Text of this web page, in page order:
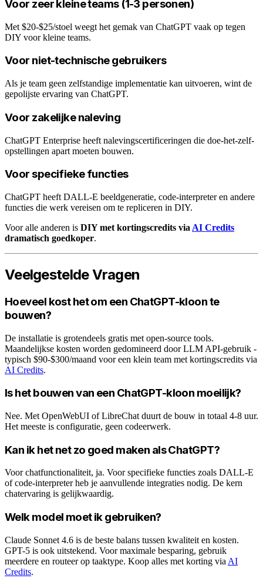
Voor zeer kleine teams (1-3 personen)
Met $20-$25/stoel weegt het gemak van ChatGPT vaak op tegen
DIY voor kleine teams.
Voor niet-technische gebruikers
Als je team geen zelfstandige implementatie kan uitvoeren, wint de
gepolijste ervaring van ChatGPT.
Voor zakelijke naleving
ChatGPT Enterprise heeft nalevingscertificeringen die doe-het-zelf-
opstellingen apart moeten bouwen.
Voor specifieke functies
ChatGPT heeft DALL-E beeldgeneratie, code-interpreter en andere
functies die werk vereisen om te repliceren in DIY.
Voor alle anderen is DIY met kortingscredits via AI Credits
dramatisch goedkoper.
Veelgestelde Vragen
Hoeveel kost het om een ChatGPT-kloon te
bouwen?
De installatie is grotendeels gratis met open-source tools.
Maandelijkse kosten worden gedomineerd door LLM API-gebruik -
typisch $90-$300/maand voor een klein team met kortingscredits via
AI Credits.
Is het bouwen van een ChatGPT-kloon moeilijk?
Nee. Met OpenWebUI of LibreChat duurt de bouw in totaal 4-8 uur.
Het meeste is configuratie, geen codeerwerk.
Kan ik het net zo goed maken als ChatGPT?
Voor chatfunctionaliteit, ja. Voor specifieke functies zoals DALL-E
of code-interpreter heb je aanvullende integraties nodig. De kern
chatervaring is gelijkwaardig.
Welk model moet ik gebruiken?
Claude Sonnet 4.6 is de beste balans tussen kwaliteit en kosten.
GPT-5 is ook uitstekend. Voor maximale besparing, gebruik
meerdere en routeer op taaktype. Koop alles met korting via AI
Credits.